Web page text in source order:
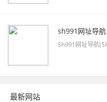
sh991网址导航
Sh991网址导航
最新网站